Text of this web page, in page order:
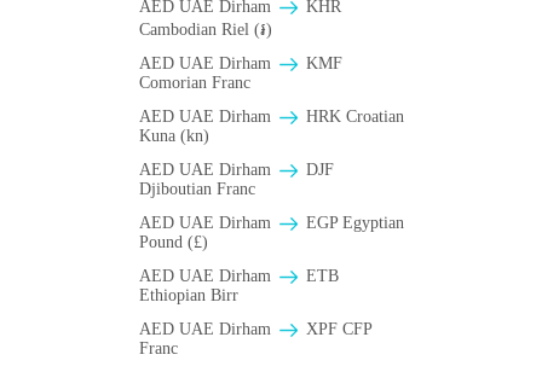
AED UAE Dirham
KHR
Cambodian Riel (៛)
AED UAE Dirham
KMF
Comorian Franc
AED UAE Dirham
HRK Croatian
Kuna (kn)
AED UAE Dirham
DJF
Djiboutian Franc
AED UAE Dirham
EGP Egyptian
Pound (£)
AED UAE Dirham
ETB
Ethiopian Birr
AED UAE Dirham
XPF CFP
Franc